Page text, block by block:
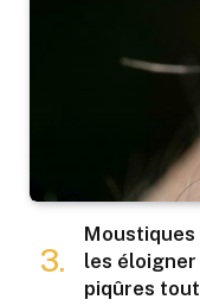
les
piqûres tout